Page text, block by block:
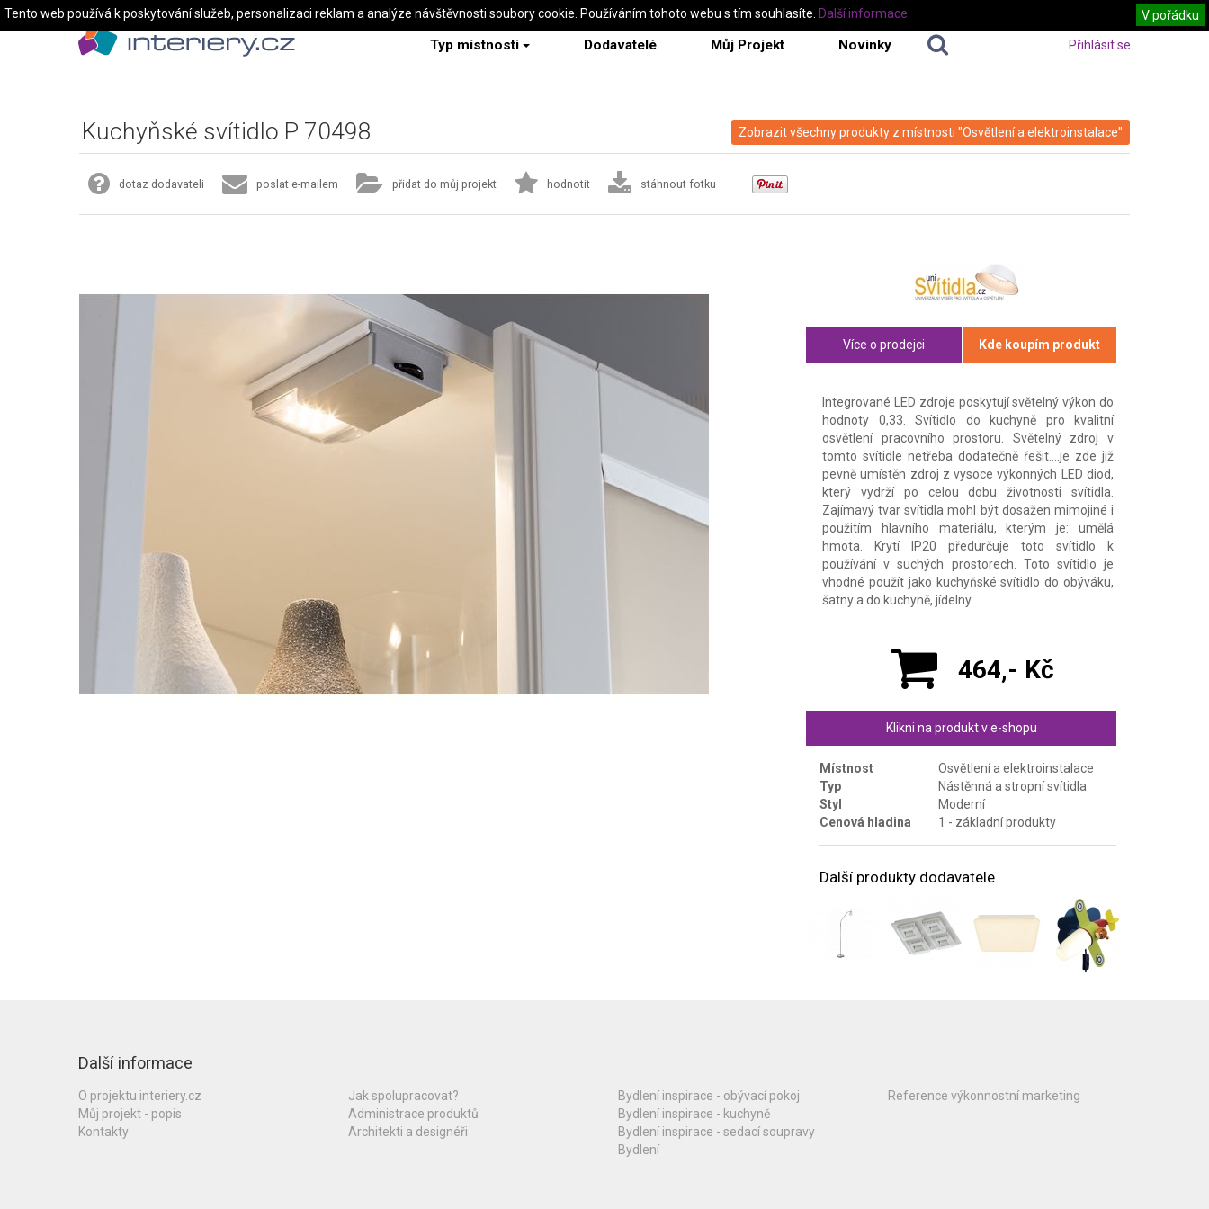
Typ místnosti Dodavatelé Můj Projekt Novinky Přihlásit se
Zobrazit všechny produkty z místnosti "Osvětlení a elektroinstalace"
Kuchyňské svítidlo P 70498
dotaz dodavateli poslat e-mailem přidat do můj projekt hodnotit stáhnout fotku
Více o prodejci Kde koupím produkt
Integrované LED zdroje poskytují světelný výkon do
hodnoty 0,33. Svítidlo do kuchyně pro kvalitní
osvětlení pracovního prostoru. Světelný zdroj v
tomto svítidle netřeba dodatečně řešit....je zde již
pevně umístěn zdroj z vysoce výkonných LED diod,
který vydrží po celou dobu životnosti svítidla.
Zajímavý tvar svítidla mohl být dosažen mimojiné i
použitím hlavního materiálu, kterým je: umělá
hmota. Krytí IP20 předurčuje toto svítidlo k
používání v suchých prostorech. Toto svítidlo je
vhodné použít jako kuchyňské svítidlo do obýváku,
šatny a do kuchyně, jídelny
464,- Kč
Klikni na produkt v e-shopu
Místnost
Osvětlení a elektroinstalace
Typ
Nástěnná a stropní svítidla
Styl
Moderní
Cenová hladina
1 - základní produkty
Další produkty dodavatele
Další informace
O projektu interiery.cz
Můj projekt - popis
Kontakty
Jak spolupracovat?
Administrace produktů
Architekti a designéři
Bydlení inspirace - obývací pokoj
Bydlení inspirace - kuchyně
Bydlení inspirace - sedací soupravy
Bydlení
Reference výkonnostní marketing
Tento web používá k poskytování služeb, personalizaci reklam a analýze návštěvnosti soubory cookie. Používáním tohoto webu s tím souhlasíte. V pořádku
Další informace